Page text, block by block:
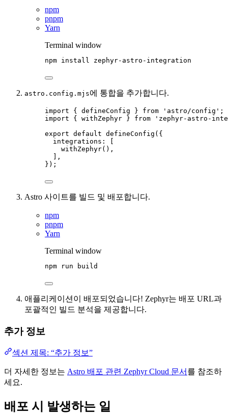
npm
pnpm
Yarn
Terminal window
npm install zephyr-astro-integration
astro.config.mjs에 통합을 추가합니다.
import { defineConfig } from ' astro/config ' ;
import { withZephyr } from ' zephyr-astro-
export default defineConfig ({
integrations: [
withZephyr(),
],
});
Astro 사이트를 빌드 및 배포합니다.
npm
pnpm
Yarn
Terminal window
npm run build
애플리케이션이 배포되었습니다! Zephyr는 배포 URL과
포괄적인 빌드 분석을 제공합니다.
추가 정보
섹션 제목: “추가 정보”
더 자세한 정보는 Astro 배포 관련 Zephyr Cloud 문서 를 참조하
세요.
배포 시 발생하는 일